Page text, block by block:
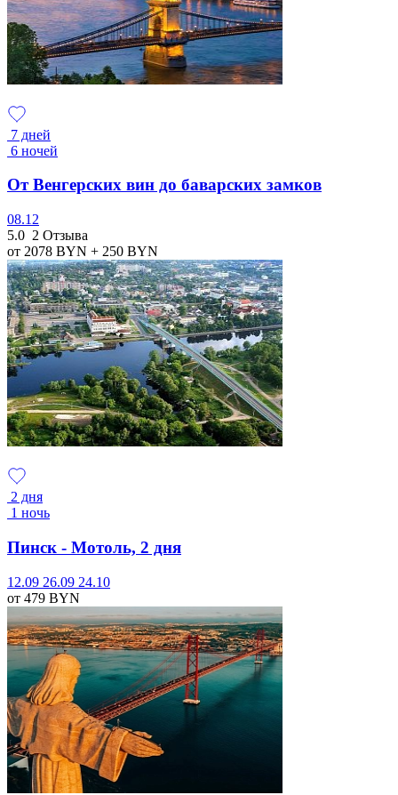
7 дней
6 ночей
От Венгерских вин до баварских замков
08.12
5.0 2 Отзыва
от 2078 BYN + 250 BYN
2 дня
1 ночь
Пинск - Мотоль, 2 дня
12.09 26.09 24.10
от 479 BYN